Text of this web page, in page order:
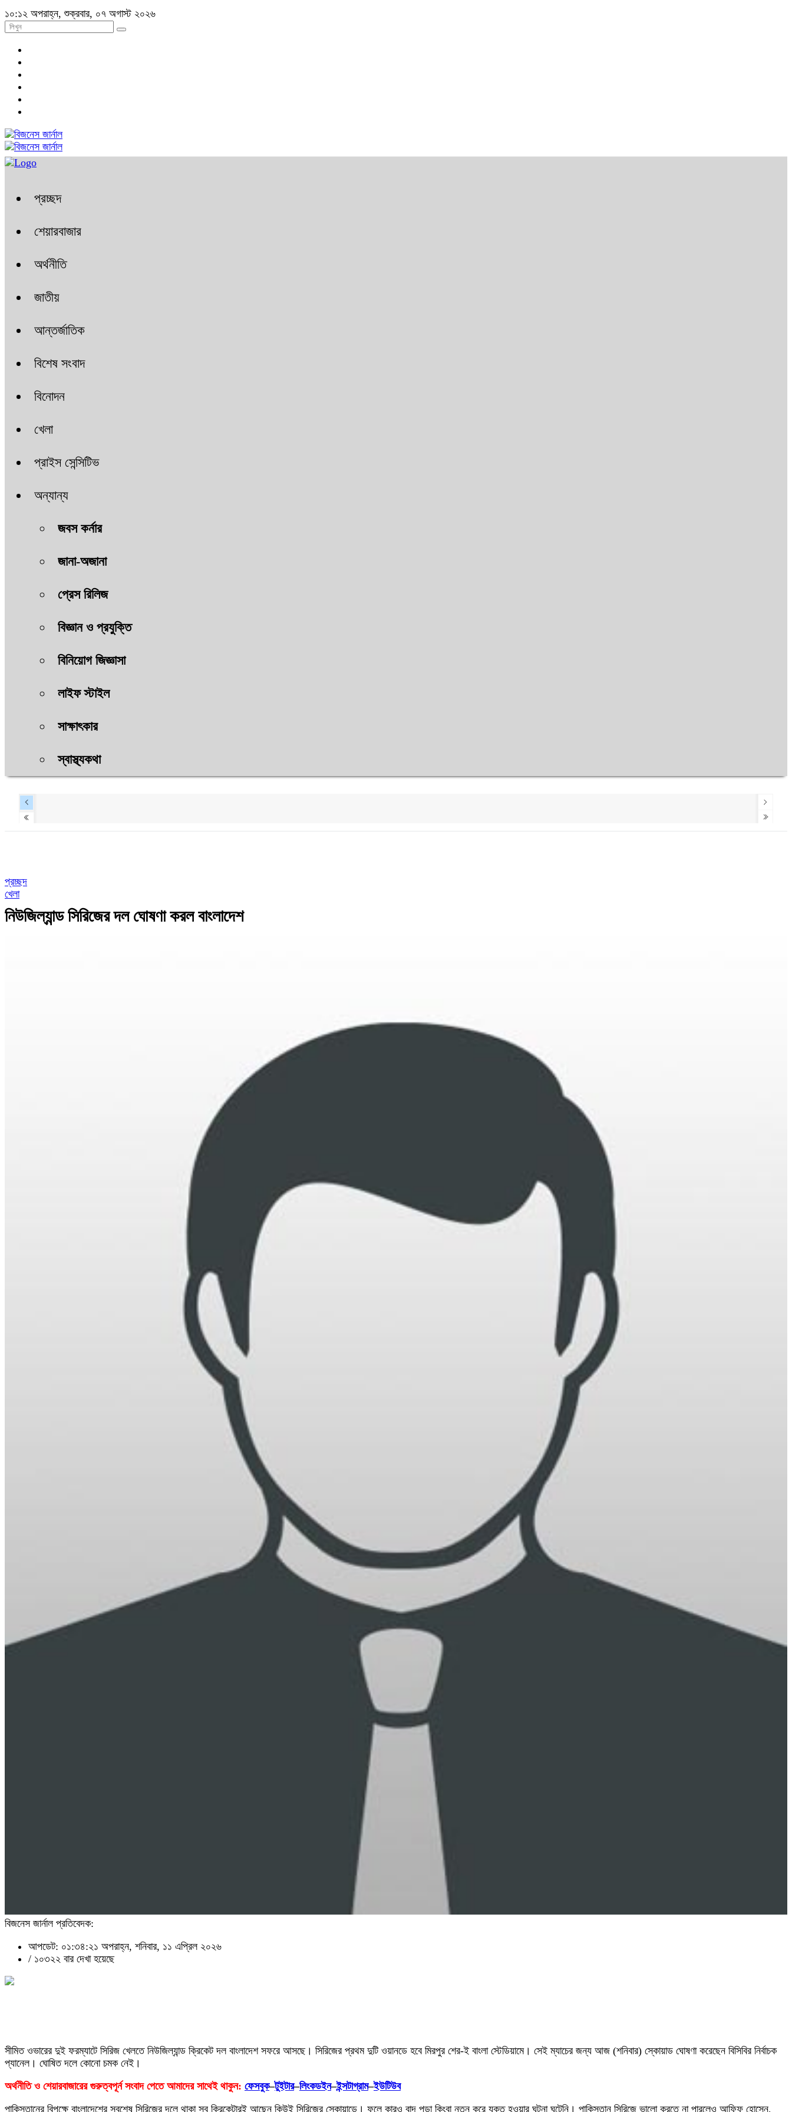
১০:১২ অপরাহ্ন, শুক্রবার, ০৭ অগাস্ট ২০২৬
প্রচ্ছদ
শেয়ারবাজার
অর্থনীতি
জাতীয়
আন্তর্জাতিক
বিশেষ সংবাদ
বিনোদন
খেলা
প্রাইস সেন্সিটিভ
অন্যান্য
জবস কর্নার
জানা-অজানা
প্রেস রিলিজ
বিজ্ঞান ও প্রযুক্তি
বিনিয়োগ জিজ্ঞাসা
লাইফ স্টাইল
সাক্ষাৎকার
স্বাস্থ্যকথা
প্রচ্ছদ
খেলা
নিউজিল্যান্ড সিরিজের দল ঘোষণা করল বাংলাদেশ
বিজনেস জার্নাল প্রতিবেদক:
আপডেট: ০১:৩৪:২১ অপরাহ্ন, শনিবার, ১১ এপ্রিল ২০২৬
/ ১০৩২২ বার দেখা হয়েছে
সীমিত ওভারের দুই ফরম্যাটে সিরিজ খেলতে নিউজিল্যান্ড ক্রিকেট দল বাংলাদেশ সফরে আসছে। সিরিজের প্রথম দুটি ওয়ানডে হবে মিরপুর শের-ই বাংলা স্টেডিয়ামে। সেই ম্যাচের জন্য আজ (শনিবার) স্কোয়াড ঘোষণা করেছেন বিসিবির নির্বাচক
প্যানেল। ঘোষিত দলে কোনো চমক নেই।
অর্থনীতি ও শেয়ারবাজারের গুরুত্বপূর্ন সংবাদ পেতে আমাদের সাথেই থাকুন: ফেসবুক–টুইটার–লিংকডইন–ইন্সটাগ্রাম–ইউটিউব
পাকিস্তানের বিপক্ষে বাংলাদেশের সবশেষ সিরিজের দলে থাকা সব ক্রিকেটারই আছেন কিউই সিরিজের স্কোয়াডে। ফলে কারও বাদ পড়া কিংবা নতুন করে যুক্ত হওয়ার ঘটনা ঘটেনি। পাকিস্তান সিরিজে ভালো করতে না পারলেও আফিফ হোসেন,